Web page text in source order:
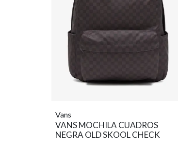
Vans
VANS MOCHILA CUADROS
NEGRA OLD SKOOL CHECK